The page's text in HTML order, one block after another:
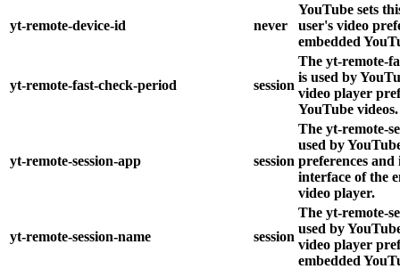
yt-remote-device-id never
YouTube sets
user's video
embedded
yt-remote-fast-check-period session
The yt-remote-
is used by
video player
YouTube videos.
yt-remote-session-app session
The yt-remote-
used by
preferences
interface of the
video player.
yt-remote-session-name session
The yt-remote-
used by
video player
embedded